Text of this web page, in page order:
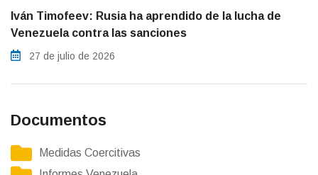
Iván Timofeev: Rusia ha aprendido de la lucha de
Venezuela contra las sanciones
27 de julio de 2026
Documentos
Medidas Coercitivas